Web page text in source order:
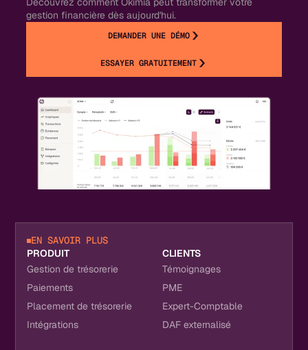
gestion financière dès aujourd'hui.
DEMANDER UNE DÉMO
ESSAYER GRATUITEMENT
EN SAVOIR PLUS
PRODUIT
Gestion de trésorerie
Paiements
Placement de trésorerie
Intégrations
CLIENTS
Témoignages
PME
Expert-Comptable
DAF externalisé